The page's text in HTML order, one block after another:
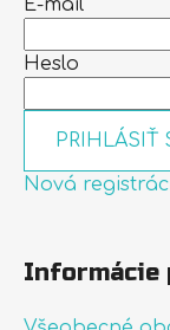
E-mail
Heslo
PRIHLÁSIŤ
Nová
Informácie